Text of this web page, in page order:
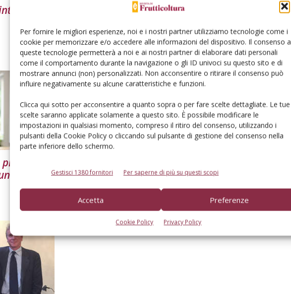
Per fornire le migliori esperienze, noi e i nostri partner utilizziamo tecnologie come i
cookie per memorizzare e/o accedere alle informazioni del dispositivo. Il consenso a
queste tecnologie permetterà a noi e ai nostri partner di elaborare dati personali
come il comportamento durante la navigazione o gli ID univoci su questo sito e di
mostrare annunci (non) personalizzati. Non acconsentire o ritirare il consenso può
influire negativamente su alcune caratteristiche e funzioni.
Clicca qui sotto per acconsentire a quanto sopra o per fare scelte dettagliate. Le tue
scelte saranno applicate solamente a questo sito. È possibile modificare le
impostazioni in qualsiasi momento, compreso il ritiro del consenso, utilizzando i
pulsanti della Cookie Policy o cliccando sul pulsante di gestione del consenso nella
parte inferiore dello schermo.
Gestisci 1380 fornitori Per saperne di più su questi scopi
Accetta Preferenze
Cookie Policy Privacy Policy
e
Il punto della ricerca
delle piante da frutto
Di Francesca Scandellari - Massimo Tagliavini
6 Novembre 2017
servizi
POTATURA E FORME DI ALLEVAMENTO
produttivo, qualità dei prodotti e
multifunzionalità
Di Carlo Andreotti - Francesca Scandellari 1 Febbraio 2017